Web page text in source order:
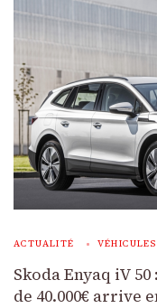
ACTUALITÉ
Skoda Enyaq iV
de 40.000€ arrive